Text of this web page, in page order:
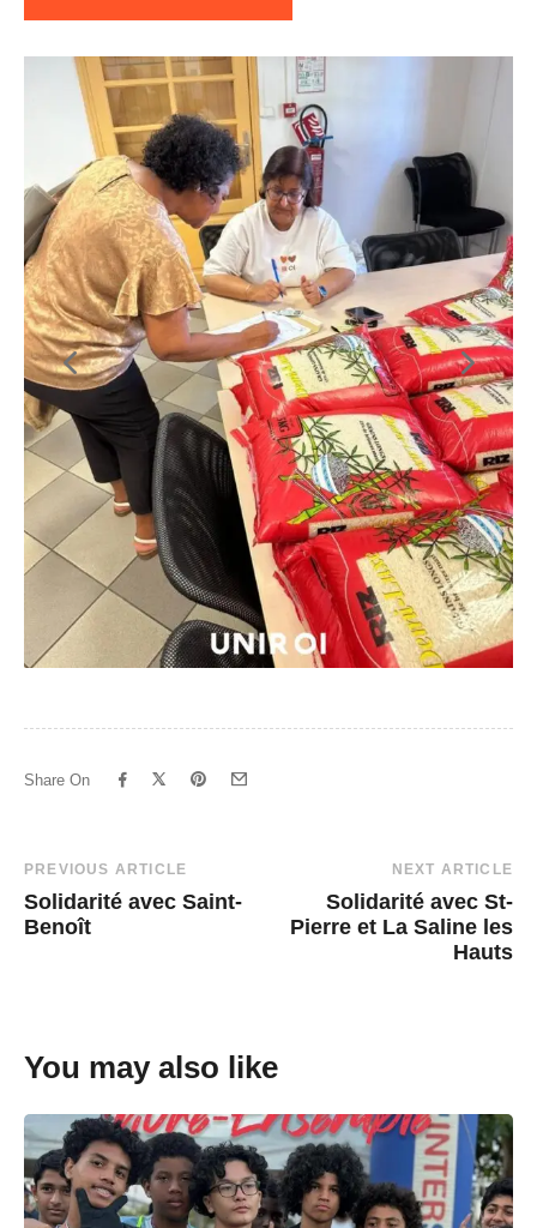
Share On
Post
Navigation
PREVIOUS ARTICLE
Solidarité avec Saint-
Benoît
NEXT ARTICLE
Solidarité avec St-
Pierre et La Saline les
Hauts
You may also like